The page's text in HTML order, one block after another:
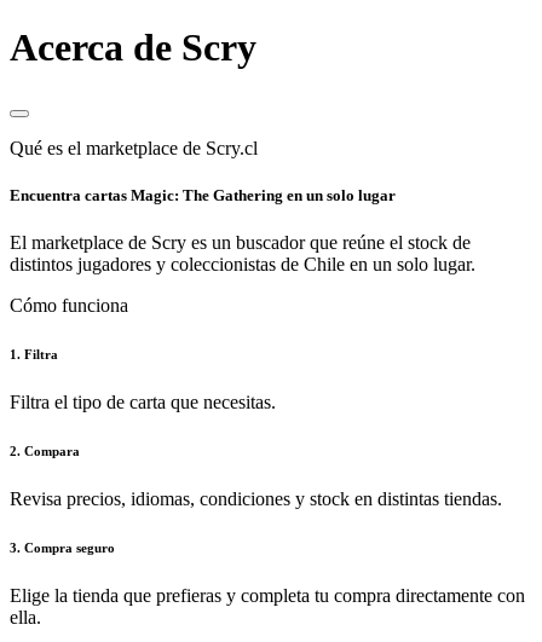
Acerca de Scry
Qué es el marketplace de Scry.cl
Encuentra cartas Magic: The Gathering en un solo lugar
El marketplace de Scry es un buscador que reúne el stock de
distintos jugadores y coleccionistas de Chile en un solo lugar.
Cómo funciona
1. Filtra
Filtra el tipo de carta que necesitas.
2. Compara
Revisa precios, idiomas, condiciones y stock en distintas tiendas.
3. Compra seguro
Elige la tienda que prefieras y completa tu compra directamente con
ella.